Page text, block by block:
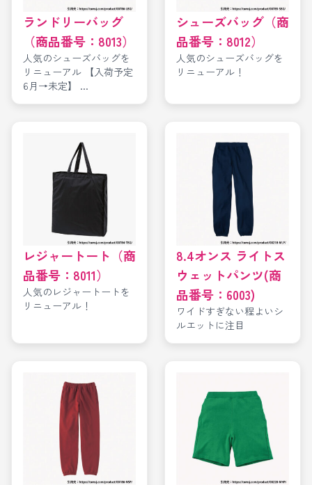
ランドリーバッグ
（商品番号：8013）
人気のシューズバッグを
リニューアル 【入荷予定
6月→未定】 ...
シューズバッグ（商
品番号：8012）
人気のシューズバッグを
リニューアル！
レジャートート（商
品番号：8011）
人気のレジャートートを
リニューアル！
8.4オンス ライトス
ウェットパンツ(商
品番号：6003)
ワイドすぎない程よいシ
ルエットに注目